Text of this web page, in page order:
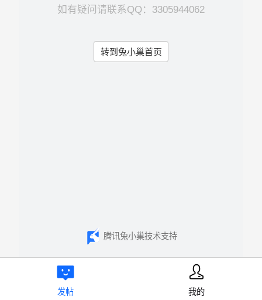
如有疑问请联系QQ：3305944062
转到兔小巢首页
腾讯兔小巢技术支持
发帖 我的